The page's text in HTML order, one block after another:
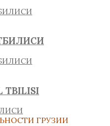
TBILISI
ГРУЗИИ